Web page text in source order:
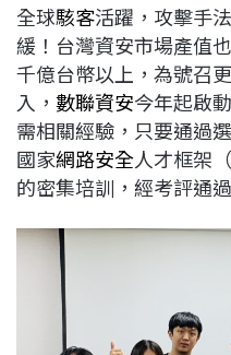
b
o
o
k
a
d
s
e
d
I
n
全球駭客活躍，攻擊手
緩！台灣資安市場產值
千億台幣以上，為號召
入， 數聯資安今年起啟
需相關經驗，只要通過
國家網路安全人才框架
的密集培訓，經考評通